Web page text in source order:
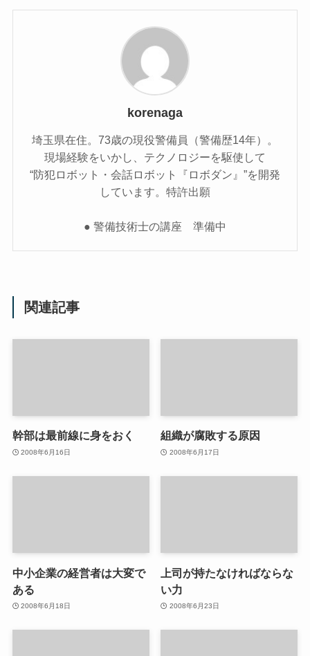
korenaga
埼玉県在住。73歳の現役警備員（警備歴14年）。
現場経験をいかし、テクノロジーを駆使して
“防犯ロボット・会話ロボット『ロボダン』”を開発
しています。特許出願
● 警備技術士の講座 準備中
関連記事
幹部は最前線に身をおく
2008年6月16日
組織が腐敗する原因
2008年6月17日
中小企業の経営者は大変で
ある
2008年6月18日
上司が持たなければならな
い力
2008年6月23日